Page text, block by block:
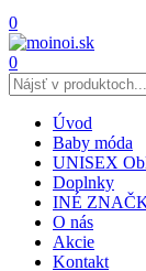
0
0
Úvod
Baby móda
UNISEX
Doplnky
INÉ
O nás
Akcie
Kontakt